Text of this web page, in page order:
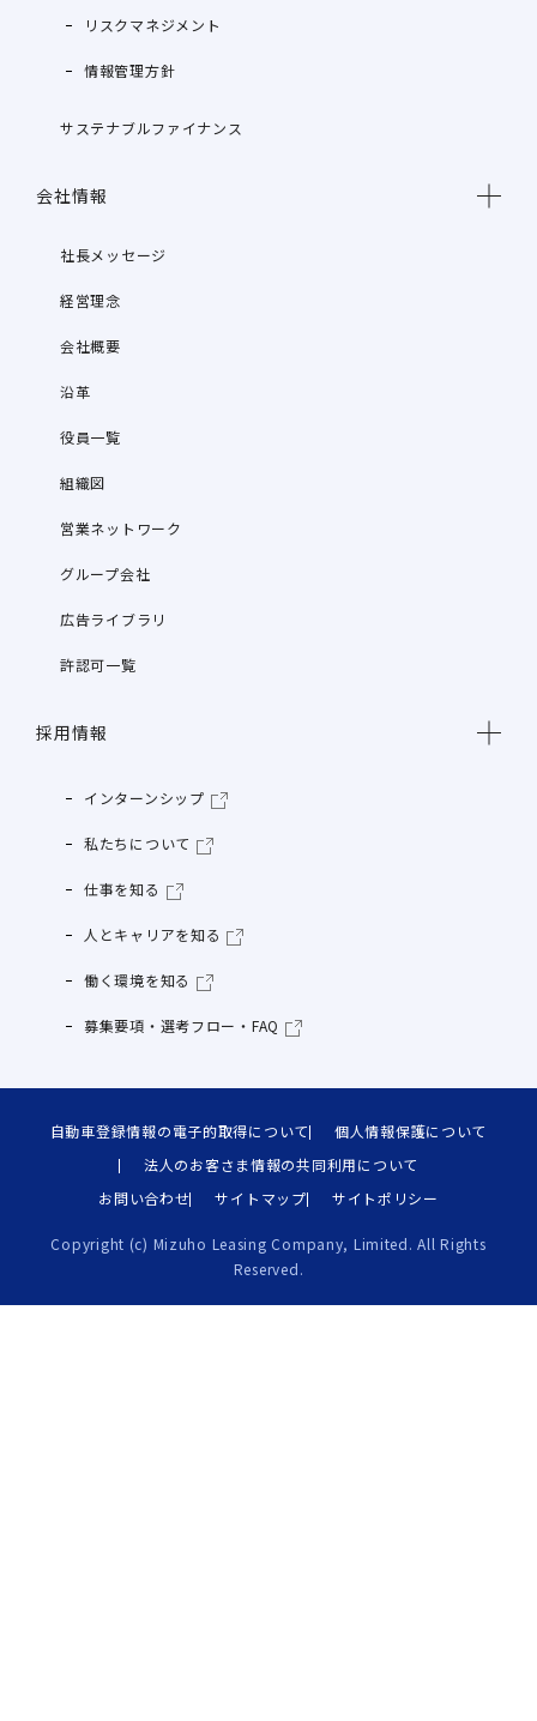
リスクマネジメント
情報管理方針
サステナブルファイナンス
会社情報
社長メッセージ
経営理念
会社概要
沿革
役員一覧
組織図
営業ネットワーク
グループ会社
広告ライブラリ
許認可一覧
採用情報
インターンシップ
私たちについて
仕事を知る
人とキャリアを知る
働く環境を知る
募集要項・選考フロー・FAQ
自動車登録情報の電子的取得について
個人情報保護について
法人のお客さま情報の共同利用について
お問い合わせ
サイトマップ サイトポリシー
Copyright (c) Mizuho Leasing Company, Limited. All Rights
Reserved.